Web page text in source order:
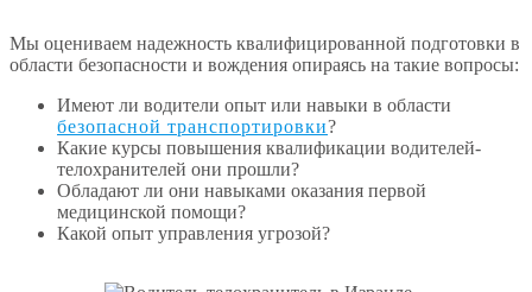
Мы оцениваем надежность квалифицированной подготовки в
области безопасности и вождения опираясь на такие вопросы:
Имеют ли водители опыт или навыки в области
безопасной транспортировки?
Какие курсы повышения квалификации водителей-
телохранителей они прошли?
Обладают ли они навыками оказания первой
медицинской помощи?
Какой опыт управления угрозой?